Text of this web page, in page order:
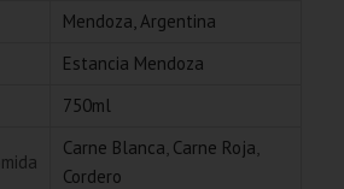
Mendoza, Argentina
Estancia Mendoza
750ml
Carne Blanca, Carne Roja,
Cordero